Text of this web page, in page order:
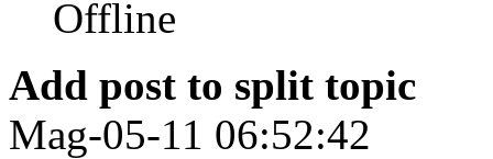
Add post to split topic
Mag-05-11 06:52:42